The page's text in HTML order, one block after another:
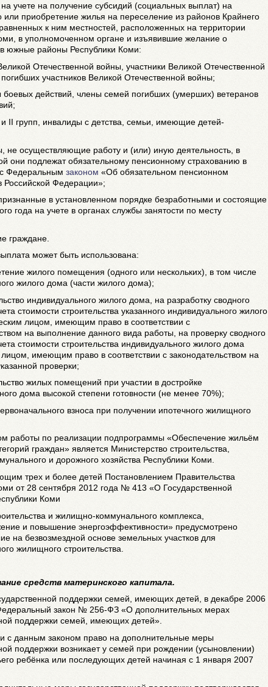
учете на получение субсидий (социальных выплат) на
или приобретение жилья на переселение из районов Крайнего
к ним местностей, расположенных на территории
в уполномоченном органе и изъявившие желание о
южные районы Республики Коми:
Отечественной войны, участники Великой Отечественной
участников Великой Отечественной войны;
боевых действий, члены семей погибших (умерших) ветеранов
II групп, инвалиды с детства, семьи, имеющие детей-
не осуществляющие работу и (или) иную деятельность, в
они подлежат обязательному пенсионному страхованию в
с Федеральным законом «Об обязательном пенсионном
Российской Федерации»;
в установленном порядке безработными и состоящие
года на учете в органах службы занятости по месту
граждане.
может быть использована:
жилого помещения (одного или нескольких), в том числе
жилого дома (части жилого дома);
индивидуального жилого дома, на разработку сводного
стоимости строительства указанного индивидуального жилого
лицом, имеющим право в соответствии с
на выполнение данного вида работы, на проверку сводного
стоимости строительства индивидуального жилого дома
имеющим право в соответствии с законодательством на
проверки;
жилых помещений при участии в достройке
дома высокой степени готовности (не менее 70%);
взноса при получении ипотечного жилищного
работы по реализации подпрограммы «Обеспечение жильём
граждан» является Министерство строительства,
и дорожного хозяйства Республики Коми.
трех и более детей Постановлением Правительства
от 28 сентября 2012 года № 413 «О Государственной
Коми
и жилищно-коммунального комплекса,
и повышение энергоэффективности» предусмотрено
на безвозмездной основе земельных участков для
жилищного строительства.
средств материнского капитала.
поддержки семей, имеющих детей, в декабре 2006
закон № 256-ФЗ «О дополнительных мерах
поддержки семей, имеющих детей».
с данным законом право на дополнительные меры
поддержки возникает у семей при рождении (усыновлении)
ребёнка или последующих детей начиная с 1 января 2007